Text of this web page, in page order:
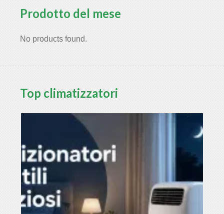
Prodotto del mese
No products found.
Top climatizzatori